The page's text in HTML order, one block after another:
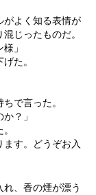
よく知る表情が
じったものだ。
」
た。
で言った。
？」
ます。どうぞお入
、香の煙が漂う